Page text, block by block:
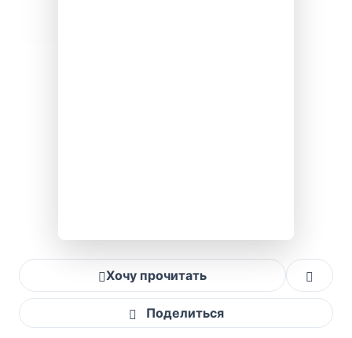
Хочу прочитать
Поделиться